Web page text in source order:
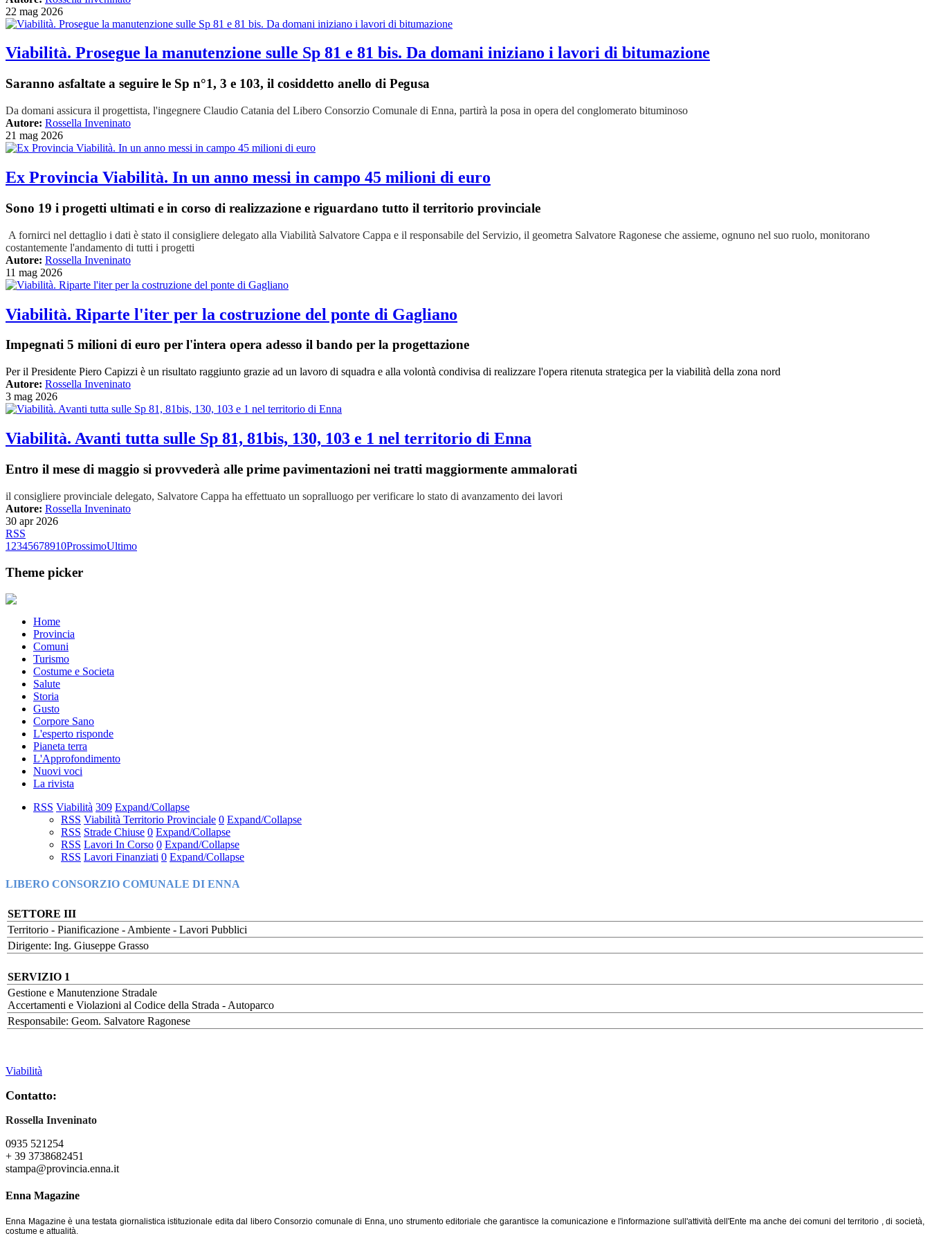
22 mag 2026
Viabilità. Prosegue la manutenzione sulle Sp 81 e 81 bis. Da domani iniziano i lavori di bitumazione
Saranno asfaltate a seguire le Sp n°1, 3 e 103, il cosiddetto anello di Pegusa
Da domani assicura il progettista, l'ingegnere Claudio Catania del Libero Consorzio Comunale di Enna, partirà la posa in opera del conglomerato bituminoso
Autore: Rossella Inveninato
21 mag 2026
Ex Provincia Viabilità. In un anno messi in campo 45 milioni di euro
Sono 19 i progetti ultimati e in corso di realizzazione e riguardano tutto il territorio provinciale
A fornirci nel dettaglio i dati è stato il consigliere delegato alla Viabilità Salvatore Cappa e il responsabile del Servizio, il geometra Salvatore Ragonese che assieme, ognuno nel suo ruolo, monitorano
costantemente l'andamento di tutti i progetti
Autore: Rossella Inveninato
11 mag 2026
Viabilità. Riparte l'iter per la costruzione del ponte di Gagliano
Impegnati 5 milioni di euro per l'intera opera adesso il bando per la progettazione
Per il Presidente Piero Capizzi è un risultato raggiunto grazie ad un lavoro di squadra e alla volontà condivisa di realizzare l'opera ritenuta strategica per la viabilità della zona nord
Autore: Rossella Inveninato
3 mag 2026
Viabilità. Avanti tutta sulle Sp 81, 81bis, 130, 103 e 1 nel territorio di Enna
Entro il mese di maggio si provvederà alle prime pavimentazioni nei tratti maggiormente ammalorati
il consigliere provinciale delegato, Salvatore Cappa ha effettuato un sopralluogo per verificare lo stato di avanzamento dei lavori
Autore: Rossella Inveninato
30 apr 2026
RSS
1 2345678910ProssimoUltimo
Theme picker
Home
Provincia
Comuni
Turismo
Costume e Societa
Salute
Storia
Gusto
Corpore Sano
L'esperto risponde
Pianeta terra
L'Approfondimento
Nuovi voci
La rivista
RSS Viabilità 309 Expand/Collapse
RSS Viabilità Territorio Provinciale 0 Expand/Collapse
RSS Strade Chiuse 0 Expand/Collapse
RSS Lavori In Corso 0 Expand/Collapse
RSS Lavori Finanziati 0 Expand/Collapse
LIBERO CONSORZIO COMUNALE DI ENNA
SETTORE III
Territorio - Pianificazione - Ambiente - Lavori Pubblici
Dirigente: Ing. Giuseppe Grasso
SERVIZIO 1
Gestione e Manutenzione Stradale
Accertamenti e Violazioni al Codice della Strada - Autoparco
Responsabile: Geom. Salvatore Ragonese
Viabilità
Contatto:
Rossella Inveninato
0935 521254
+ 39 3738682451
stampa@provincia.enna.it
Enna Magazine
Enna Magazine è una testata giornalistica istituzionale edita dal libero Consorzio comunale di Enna, uno strumento editoriale che garantisce la comunicazione e l'informazione sull'attività dell'Ente ma anche dei comuni del territorio , di società,
costume e attualità.